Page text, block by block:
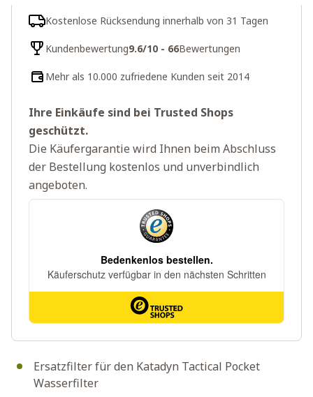
Ersatzfilter für den Katadyn Tactical Pocket
Wasserfilter
Kostenlose Rücksendung innerhalb von 31 Tagen
Kundenbewertung9.6/10 - 66Bewertungen
Mehr als 10.000 zufriedene Kunden seit 2014
Ihre Einkäufe sind bei Trusted Shops
geschützt.
Die Käufergarantie wird Ihnen beim Abschluss
der Bestellung kostenlos und unverbindlich
angeboten.